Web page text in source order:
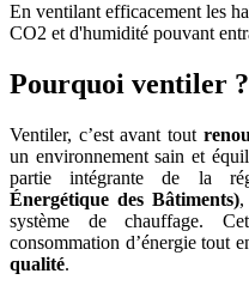
En ventilant efficacement les
CO2 et d'humidité pouvant
Pourquoi ventiler ?
Ventiler, c’est avant tout
un environnement sain et
partie intégrante de la
Énergétique des Bâtiments),
système de chauffage.
consommation d’énergie tout
qualité.